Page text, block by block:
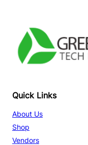
Quick Links
About Us
Shop
Vendors